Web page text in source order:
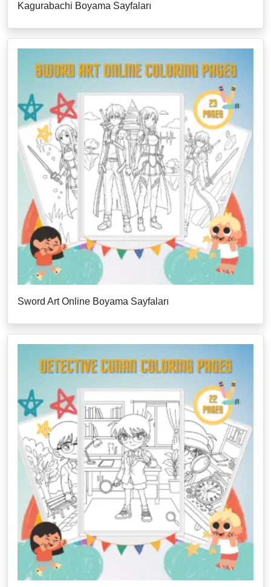
Kagurabachi Boyama Sayfaları
Sword Art Online Boyama Sayfaları